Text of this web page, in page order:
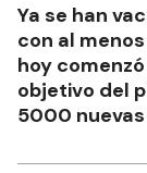
Ya se han
con al
hoy
objetivo del
5000